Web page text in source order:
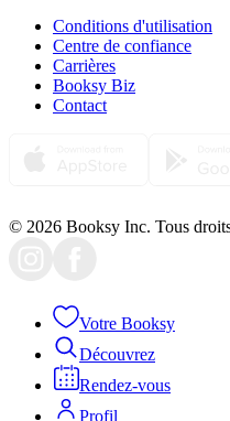
Conditions d'utilisation
Centre de confiance
Carrières
Booksy Biz
Contact
© 2026 Booksy Inc. Tous
Votre Booksy
Découvrez
Rendez-vous
Profil